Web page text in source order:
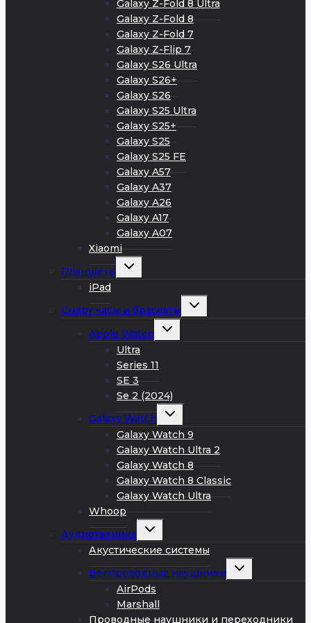
Galaxy Z-Fold 8 Ultra
Galaxy Z-Fold 8
Galaxy Z-Fold 7
Galaxy Z-Flip 7
Galaxy S26 Ultra
Galaxy S26+
Galaxy S26
Galaxy S25 Ultra
Galaxy S25+
Galaxy S25
Galaxy S25 FE
Galaxy A57
Galaxy A37
Galaxy A26
Galaxy A17
Galaxy A07
Xiaomi
Планшеты
Развернуть
iPad
Смарт часы и браслеты
Развернуть
Apple Watch
Развернуть
Ultra
Series 11
SE 3
Se 2 (2024)
Galaxy Watch
Развернуть
меню
Galaxy Watch 9
Galaxy Watch Ultra 2
Galaxy Watch 8
Galaxy Watch 8 Classic
Galaxy Watch Ultra
Whoop
Аудиотехника
Развернуть
меню
Акустические системы
Беспроводные наушники
Развернуть
AirPods
Marshall
Проводные наушники и переходники